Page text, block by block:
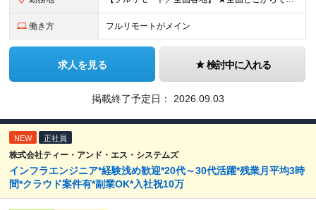
働き方 フルリモートがメイン
求人を見る 検討中に入れる
掲載終了予定日： 2026.09.03
NEW 正社員
株式会社ティー・アンド・エス・システムズ
インフラエンジニア*経験浅め歓迎*20代～30代活躍*残業月平均3時
間*クラウド案件有*副業OK*入社祝10万